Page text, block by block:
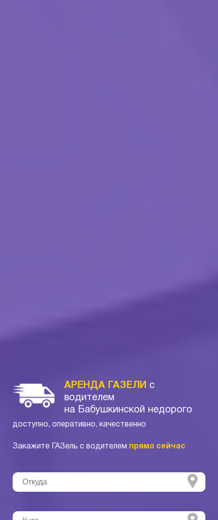
АРЕНДА ГАЗЕЛИ
с
водителем
на Бабушкинской недорого
доступно, оперативно, качественно
Закажите ГАЗель с водителем прямо сейчас